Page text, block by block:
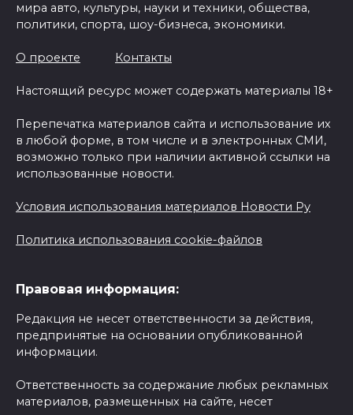
мира авто, культуры, науки и техники, общества,
политики, спорта, шоу-бизнеса, экономики.
О проекте Контакты
Настоящий ресурс может содержать материалы 18+
Перепечатка материалов сайта и использование их
в любой форме, в том числе и в электронных СМИ,
возможно только при наличии активной ссылки на
использованные новости.
Условия использования материалов Новости Ру
Политика использования cookie-файлов
Правовая информация:
Редакция не несет ответственности за действия,
предпринятые на основании опубликованной
информации.
Ответственность за содержание любых рекламных
материалов, размещенных на сайте, несет